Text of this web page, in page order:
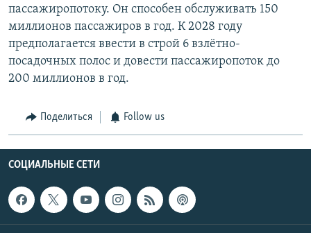
пассажиропотоку. Он способен обслуживать 150
миллионов пассажиров в год. К 2028 году
предполагается ввести в строй 6 взлётно-
посадочных полос и довести пассажиропоток до
200 миллионов в год.
Поделиться Follow us
СОЦИАЛЬНЫЕ СЕТИ